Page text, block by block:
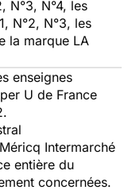
N°3, N°4, les
N°2, N°3, les
la marque LA
enseignes
U de France
Intermarché
entière du
concernées.